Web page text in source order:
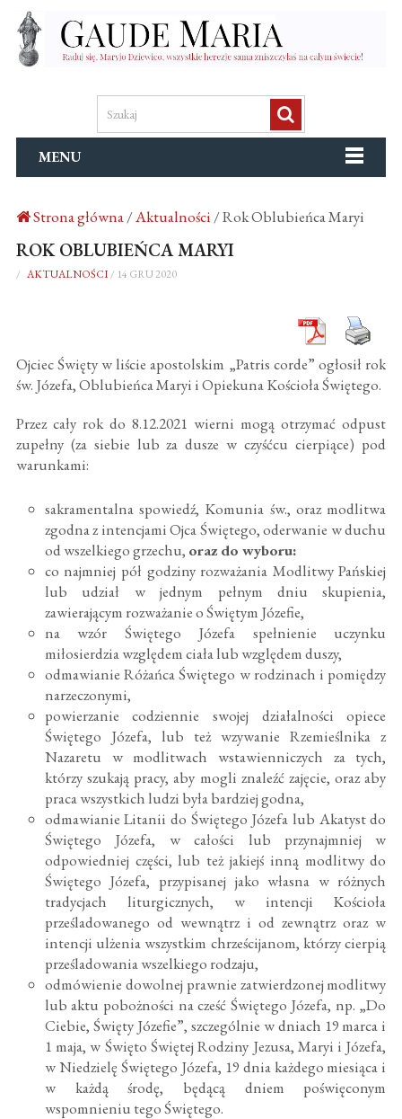
MENU
Strona główna/Aktualności /Rok Oblubieńca Maryi
ROK OBLUBIEŃCA MARYI
/ AKTUALNOŚCI / 14 GRU 2020
Ojciec Święty w liście apostolskim „Patris corde” ogłosił rok
św. Józefa, Oblubieńca Maryi i Opiekuna Kościoła Świętego.
Przez cały rok do 8.12.2021 wierni mogą otrzymać odpust
zupełny (za siebie lub za dusze w czyśćcu cierpiące) pod
warunkami:
sakramentalna spowiedź, Komunia św., oraz modlitwa
zgodna z intencjami Ojca Świętego, oderwanie w duchu
od wszelkiego grzechu, oraz do wyboru:
co najmniej pół godziny rozważania Modlitwy Pańskiej
lub udział w jednym pełnym dniu skupienia,
zawierającym rozważanie o Świętym Józefie,
na wzór Świętego Józefa spełnienie uczynku
miłosierdzia względem ciała lub względem duszy,
odmawianie Różańca Świętego w rodzinach i pomiędzy
narzeczonymi,
powierzanie codziennie swojej działalności opiece
Świętego Józefa, lub też wzywanie Rzemieślnika z
Nazaretu w modlitwach wstawienniczych za tych,
którzy szukają pracy, aby mogli znaleźć zajęcie, oraz aby
praca wszystkich ludzi była bardziej godna,
odmawianie Litanii do Świętego Józefa lub Akatyst do
Świętego Józefa, w całości lub przynajmniej w
odpowiedniej części, lub też jakiejś inną modlitwy do
Świętego Józefa, przypisanej jako własna w różnych
tradycjach liturgicznych, w intencji Kościoła
prześladowanego od wewnątrz i od zewnątrz oraz w
intencji ulżenia wszystkim chrześcijanom, którzy cierpią
prześladowania wszelkiego rodzaju,
odmówienie dowolnej prawnie zatwierdzonej modlitwy
lub aktu pobożności na cześć Świętego Józefa, np. „Do
Ciebie, Święty Józefie”, szczególnie w dniach 19 marca i
1 maja, w Święto Świętej Rodziny Jezusa, Maryi i Józefa,
w Niedzielę Świętego Józefa, 19 dnia każdego miesiąca i
w każdą środę, będącą dniem poświęconym
wspomnieniu tego Świętego.